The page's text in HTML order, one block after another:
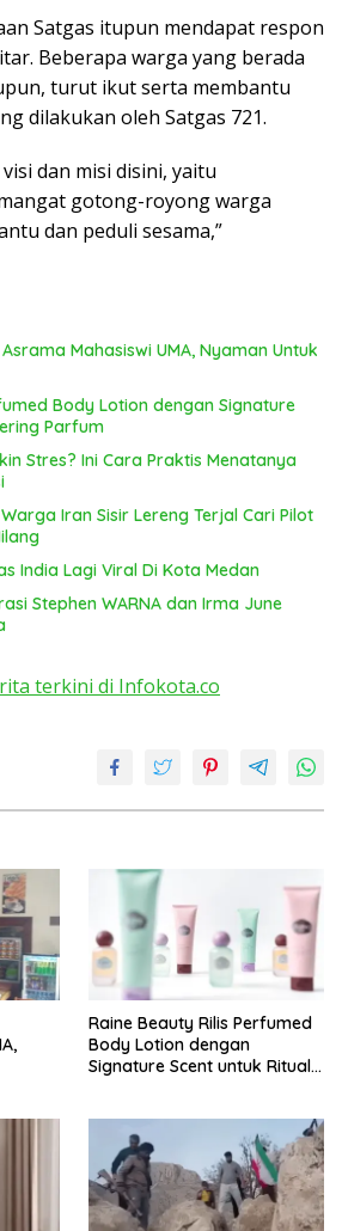
Satgas itupun mendapat respon
Beberapa warga yang berada
turut ikut serta membantu
dilakukan oleh Satgas 721.
dan misi disini, yaitu
gotong-royong warga
dan peduli sesama,”
Mahasiswi UMA, Nyaman Untuk
Body Lotion dengan Signature
Parfum
Stres? Ini Cara Praktis Menatanya
Iran Sisir Lereng Terjal Cari Pilot
India Lagi Viral Di Kota Medan
Stephen WARNA dan Irma June
terkini di Infokota.co
Raine Beauty Rilis Perfumed
Body Lotion dengan
Signature Scent untuk Ritual